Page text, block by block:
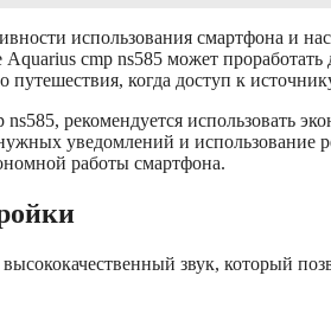
использования смартфона и
cmp ns585 может проработать
когда доступ к
рекомендуется использовать
уведомлений и использование
работы смартфона.
звук, который